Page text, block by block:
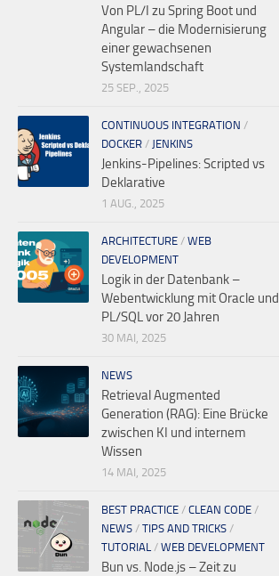
Von PL/I zu Spring Boot und
Angular – die Modernisierung
einer gewachsenen
Systemlandschaft
25 SEP., 2025
CONTINUOUS INTEGRATION /
DOCKER / JENKINS
Jenkins-Pipelines: Scripted vs
Deklarative
1 AUG., 2025
ARCHITECTURE / WEB
DEVELOPMENT
Logik in der Datenbank –
Webentwicklung mit Oracle und
PL/SQL vor 20 Jahren
30 MAI, 2025
NEWS
Retrieval Augmented
Generation (RAG): Eine Brücke
zwischen KI und internem
Wissen
14 MAI, 2025
BEST PRACTICE / CLEAN CODE /
NEWS / TIPS AND TRICKS /
TUTORIAL / WEB DEVELOPMENT
Bun vs. Node.js – Zeit zu